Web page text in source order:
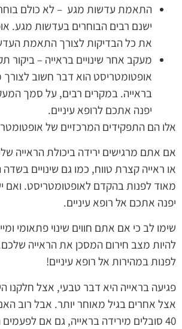
התאמת עדשות מגע – לא כולם
ישנם רבים הבוחרים בעדשות מגע.
את כל הבדיקות לצורך התאמת
מעקב אחר שינויים בראייה – ביקור
אופטומטריסט הוא דבר חשוב לצורך
בראייה. במקרים רבים, על סמך
יפנה אתכם לרופא עיניים.
אלו הם התפקידים המרכזיים של
אם אתם מרגישים ירידה ביכולת הראייה
או ראייה קצרת טווח, כמו גם שינויים
מאוד לפנות בהקדם לאופטומטריסט. ואם
יפנה אתכם אל רופא עיניים.
שימו לב כי אם אתם חווים שינוי פתאומי
להיות מצב חירום המסכן את הראייה
לפנות במהירות אל רופא עיניים!
פגיעה בראייה היא דבר טבעי, אצל חלקנו
אצל אחרים בגיל מאוחר יותר. אבל רוב
40 סובלים מירידה בראייה, גם אם